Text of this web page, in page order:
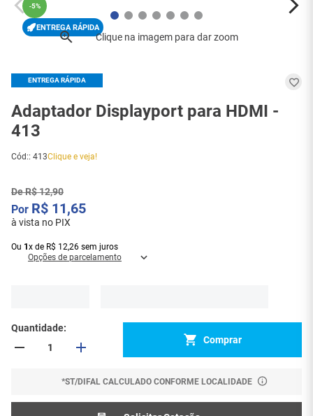
-5%
ENTREGA RÁPIDA
ENTREGA RÁPIDA
Adaptador Displayport para HDMI -
413
Cód:: 413Clique e veja!
DeR$12,90
R$ 11,65
à vista no PIX
Ou 1 x de R$ 12,26 sem juros
Opções de parcelamento
Quantidade
Comprar
*ST/DIFAL CALCULADO CONFORME LOCALIDADE